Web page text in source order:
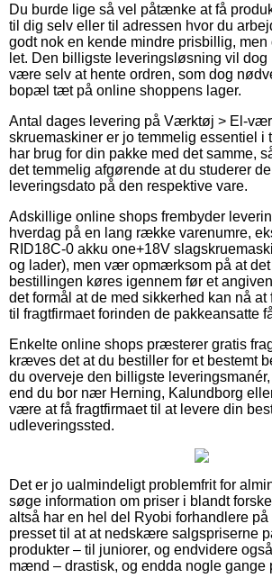
Du burde lige så vel påtænke at få
til dig selv eller til adressen hvor du
godt nok en kende mindre prisbillig,
let. Den billigste leveringsløsning vil
være selv at hente ordren, som dog
bopæl tæt på online shoppens lager.
Antal dages levering på Værktøj > El-
skruemaskiner er jo temmelig essentiel i
har brug for din pakke med det samme,
det temmelig afgørende at du studerer
leveringsdato på den respektive vare.
Adskillige online shops frembyder
hverdag på en lang række varenumre,
RID18C-0 akku one+18V
og lader), men vær opmærksom på at
bestillingen køres igennem før et
det formål at de med sikkerhed kan nå
til fragtfirmaet forinden de pakkeansatte
Enkelte online shops præsterer gratis
kræves det at du bestiller for et bestemt
du overveje den billigste
end du bor nær Herning, Kalundborg
være at få fragtfirmaet til at levere din
udleveringssted.
Det er jo ualmindeligt problemfrit for
søge information om priser i blandt
altså har en hel del Ryobi forhandlere
presset til at at nedskære salgspriserne
produkter – til juniorer, og endvidere
mænd – drastisk, og endda nogle gange